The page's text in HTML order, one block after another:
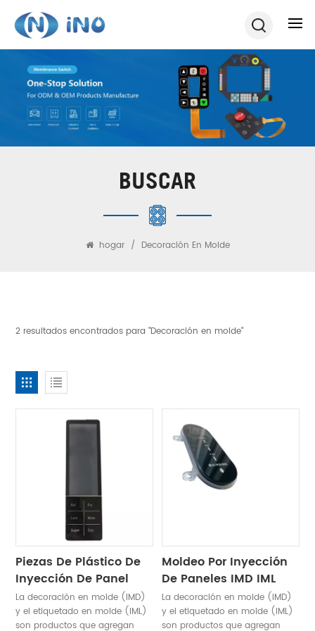
BUSCAR
hogar / Decoración En Molde
2 resultados encontrados para "Decoración en molde"
Piezas De Plástico De
Inyección De Panel
IMD/IML
Personalizadas
La decoración en molde (IMD)
y el etiquetado en molde (IML)
son productos que agregan
Moldeo Por Inyección
De Paneles IMD IML
Para Hogares
Inteligentes
La decoración en molde (IMD)
y el etiquetado en molde (IML)
son productos que agregan